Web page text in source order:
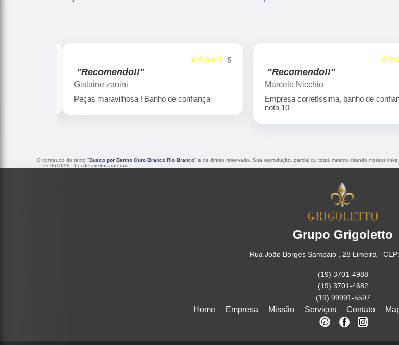
5
☆☆☆☆☆
"Recomendo!!"
Gislaine zanini
Peças maravilhosa ! Banho de confiança
"Recomendo!!"
Marcelo Nicchio
Empresa corretíssima, banho de
nota 10
O conteúdo do texto "Busco por Banho Ouro Branco Rio Branco" é de direito reservado. Sua reprodução, parcial ou total, mesmo citando nossos
– Lei 9610/98 - Lei de direitos autorais
Grupo Grigoletto
Rua João Borges Sampaio , 28 Limeira -
(19) 3701-4988
(19) 3701-4682
(19) 99991-5597
Home Empresa Missão Serviços Contato